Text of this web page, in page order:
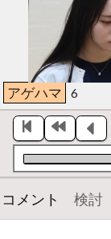
アゲハマ 6
コメント 検討